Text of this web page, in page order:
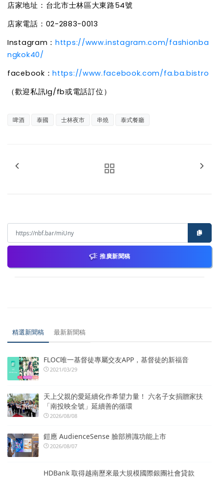
店家地址：台北市士林區大東路54號
店家電話：02-2883-0013
Instagram： https://www.instagram.com/fashionba
ngkok40/
facebook：https://www.facebook.com/fa.ba.bistro
（歡迎私訊Ig/fb或電話訂位）
啤酒 泰國 士林夜市 串燒 泰式餐廳
推廣新聞稿
精選新聞稿 最新新聞稿
FLOC唯一基督徒專屬交友APP，基督徒的新福音
2021/03/29
天上父親的愛延續化作希望力量！ 六名子女捐贈家扶
「南投映全號」延續善的循環
2026/08/08
鎧應 AudienceSense 臉部辨識功能上市
2026/08/07
HDBank 取得越南歷來最大規模國際銀團社會貸款